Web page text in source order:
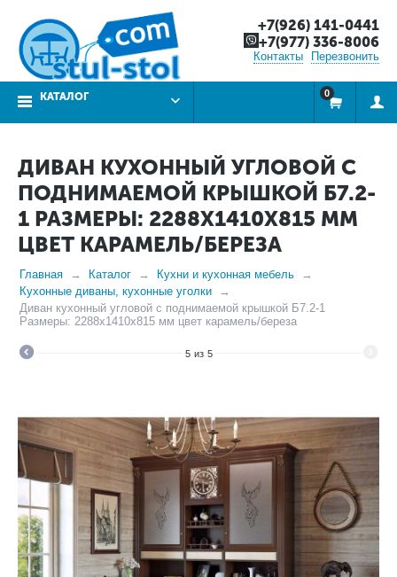
+7(926) 141-0441
+7(977) 336-8006
Контакты Перезвонить
КАТАЛОГ 0
ДИВАН КУХОННЫЙ УГЛОВОЙ С
ПОДНИМАЕМОЙ КРЫШКОЙ Б7.2-
1 РАЗМЕРЫ: 2288Х1410Х815 ММ
ЦВЕТ КАРАМЕЛЬ/БЕРЕЗА
Главная Каталог
Кухни и кухонная мебель
Кухонные диваны, кухонные уголки
Диван кухонный угловой с поднимаемой крышкой Б7.2-1
Размеры: 2288х1410х815 мм цвет карамель/береза
5 из 5